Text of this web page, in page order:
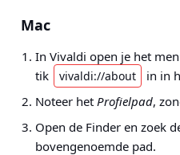
Mac
In Vivaldi open je het
tik
vivaldi://about
in in
Noteer het Profielpad,
Open de Finder en zoek
bovengenoemde pad.